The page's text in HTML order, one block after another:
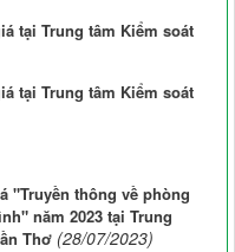
tại Trung tâm Kiểm soát
tại Trung tâm Kiểm soát
"Truyền thông về phòng
năm 2023 tại Trung
Thơ (28/07/2023)